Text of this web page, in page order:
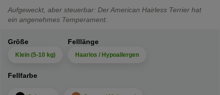
Aufgeweckt, aber steuerbar: Der American Hairless Terrier hat
ein angenehmes Temperament.
Größe
Klein (5-10 kg)
Felllänge
Haarlos / Hypoallergen
Fellfarbe